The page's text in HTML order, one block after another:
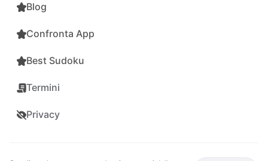
Blog
Confronta App
Best Sudoku
Termini
Privacy